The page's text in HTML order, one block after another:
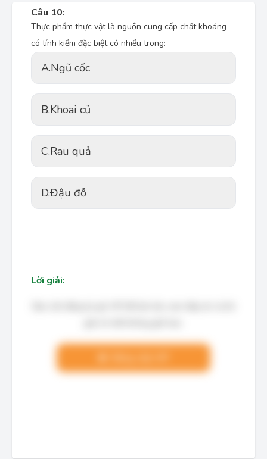
Câu 10:
Thực phẩm thực vật là nguồn cung cấp chất khoáng
có tính kiềm đặc biệt có nhiều trong:
A.Ngũ cốc
B.Khoai củ
C.Rau quả
D.Đậu đỗ
Lời giải: